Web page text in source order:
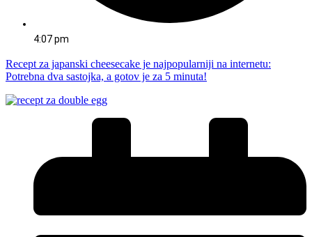
4:07 pm
Recept za japanski cheesecake je najpopularniji na internetu:
Potrebna dva sastojka, a gotov je za 5 minuta!